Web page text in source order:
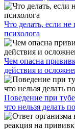
Что делать, если не
психолога
Чем опасна
действия и
Поведение при
что нельзя делать